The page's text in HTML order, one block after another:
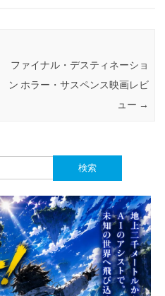
ファイナル・デスティネーショ
ン ホラー・サスペンス映画レビ
ュー →